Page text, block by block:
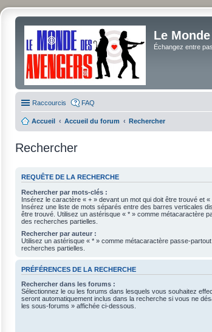
Le
Échangez entre
Raccourcis FAQ
Accueil Accueil du forum Rechercher
Rechercher
REQUÊTE DE LA RECHERCHE
Rechercher par mots-clés :
Insérez le caractère « + » devant un mot qui doit être trouvé et
Insérez une liste de mots séparés entre des barres verticales
être trouvé. Utilisez un astérisque « * » comme métacaractère
des recherches partielles.
Rechercher par auteur :
Utilisez un astérisque « * » comme métacaractère passe-
recherches partielles.
PRÉFÉRENCES DE LA RECHERCHE
Rechercher dans les forums :
Sélectionnez le ou les forums dans lesquels vous souhaitez
seront automatiquement inclus dans la recherche si vous ne
les sous-forums » affichée ci-dessous.